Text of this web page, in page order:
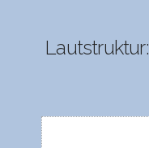
Lautstruktur: